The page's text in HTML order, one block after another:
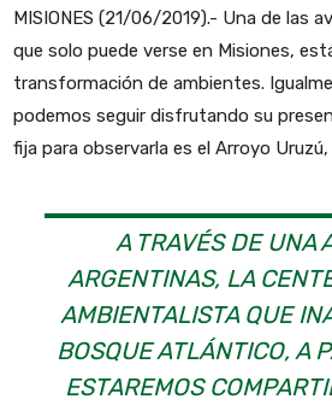
MISIONES (21/06/2019).- Una de las
que solo puede verse en Misiones,
transformación de ambientes.
podemos seguir disfrutando su
fija para observarla es el Arroyo
A TRAVÉS DE UNA
ARGENTINAS, LA
AMBIENTALISTA QUE
BOSQUE ATLÁNTICO, A
ESTAREMOS